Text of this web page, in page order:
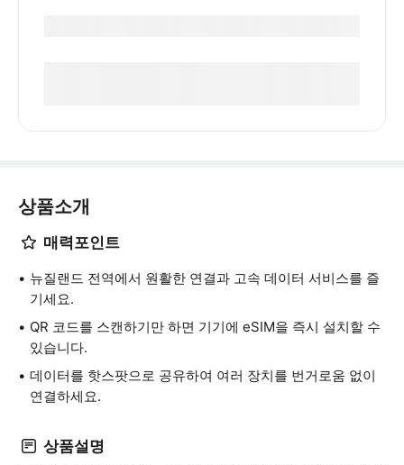
상품소개
매력포인트
뉴질랜드 전역에서 원활한 연결과 고속 데이터 서비스를 즐
기세요.
QR 코드를 스캔하기만 하면 기기에 eSIM을 즉시 설치할 수
있습니다.
데이터를 핫스팟으로 공유하여 여러 장치를 번거로움 없이
연결하세요.
상품설명